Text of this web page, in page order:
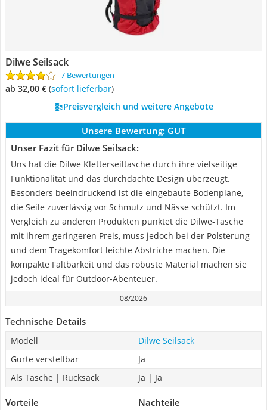
Dilwe Seilsack
7 Bewertungen
ab 32,00 € ( Sofort lieferbar)
Preisvergleich und weitere Angebote
Unsere Bewertung: GUT
Unser Fazit für Dilwe Seilsack:
Uns hat die Dilwe Kletterseiltasche durch ihre vielseitige
Funktionalität und das durchdachte Design überzeugt.
Besonders beeindruckend ist die eingebaute Bodenplane,
die Seile zuverlässig vor Schmutz und Nässe schützt. Im
Vergleich zu anderen Produkten punktet die Dilwe-Tasche
mit ihrem geringeren Preis, muss jedoch bei der Polsterung
und dem Tragekomfort leichte Abstriche machen. Die
kompakte Faltbarkeit und das robuste Material machen sie
jedoch ideal für Outdoor-Abenteuer.
08/2026
Technische Details
Modell
Dilwe Seilsack
Gurte verstellbar
Ja
Als Tasche | Rucksack
Ja | Ja
Vorteile Nachteile